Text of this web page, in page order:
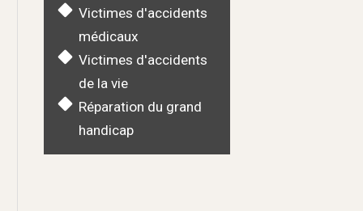
Victimes d'accidents
médicaux
Victimes d'accidents
de la vie
Réparation du grand
handicap